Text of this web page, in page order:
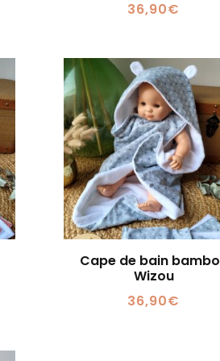
36,90€
Cape de bain
Wizou
36,90€